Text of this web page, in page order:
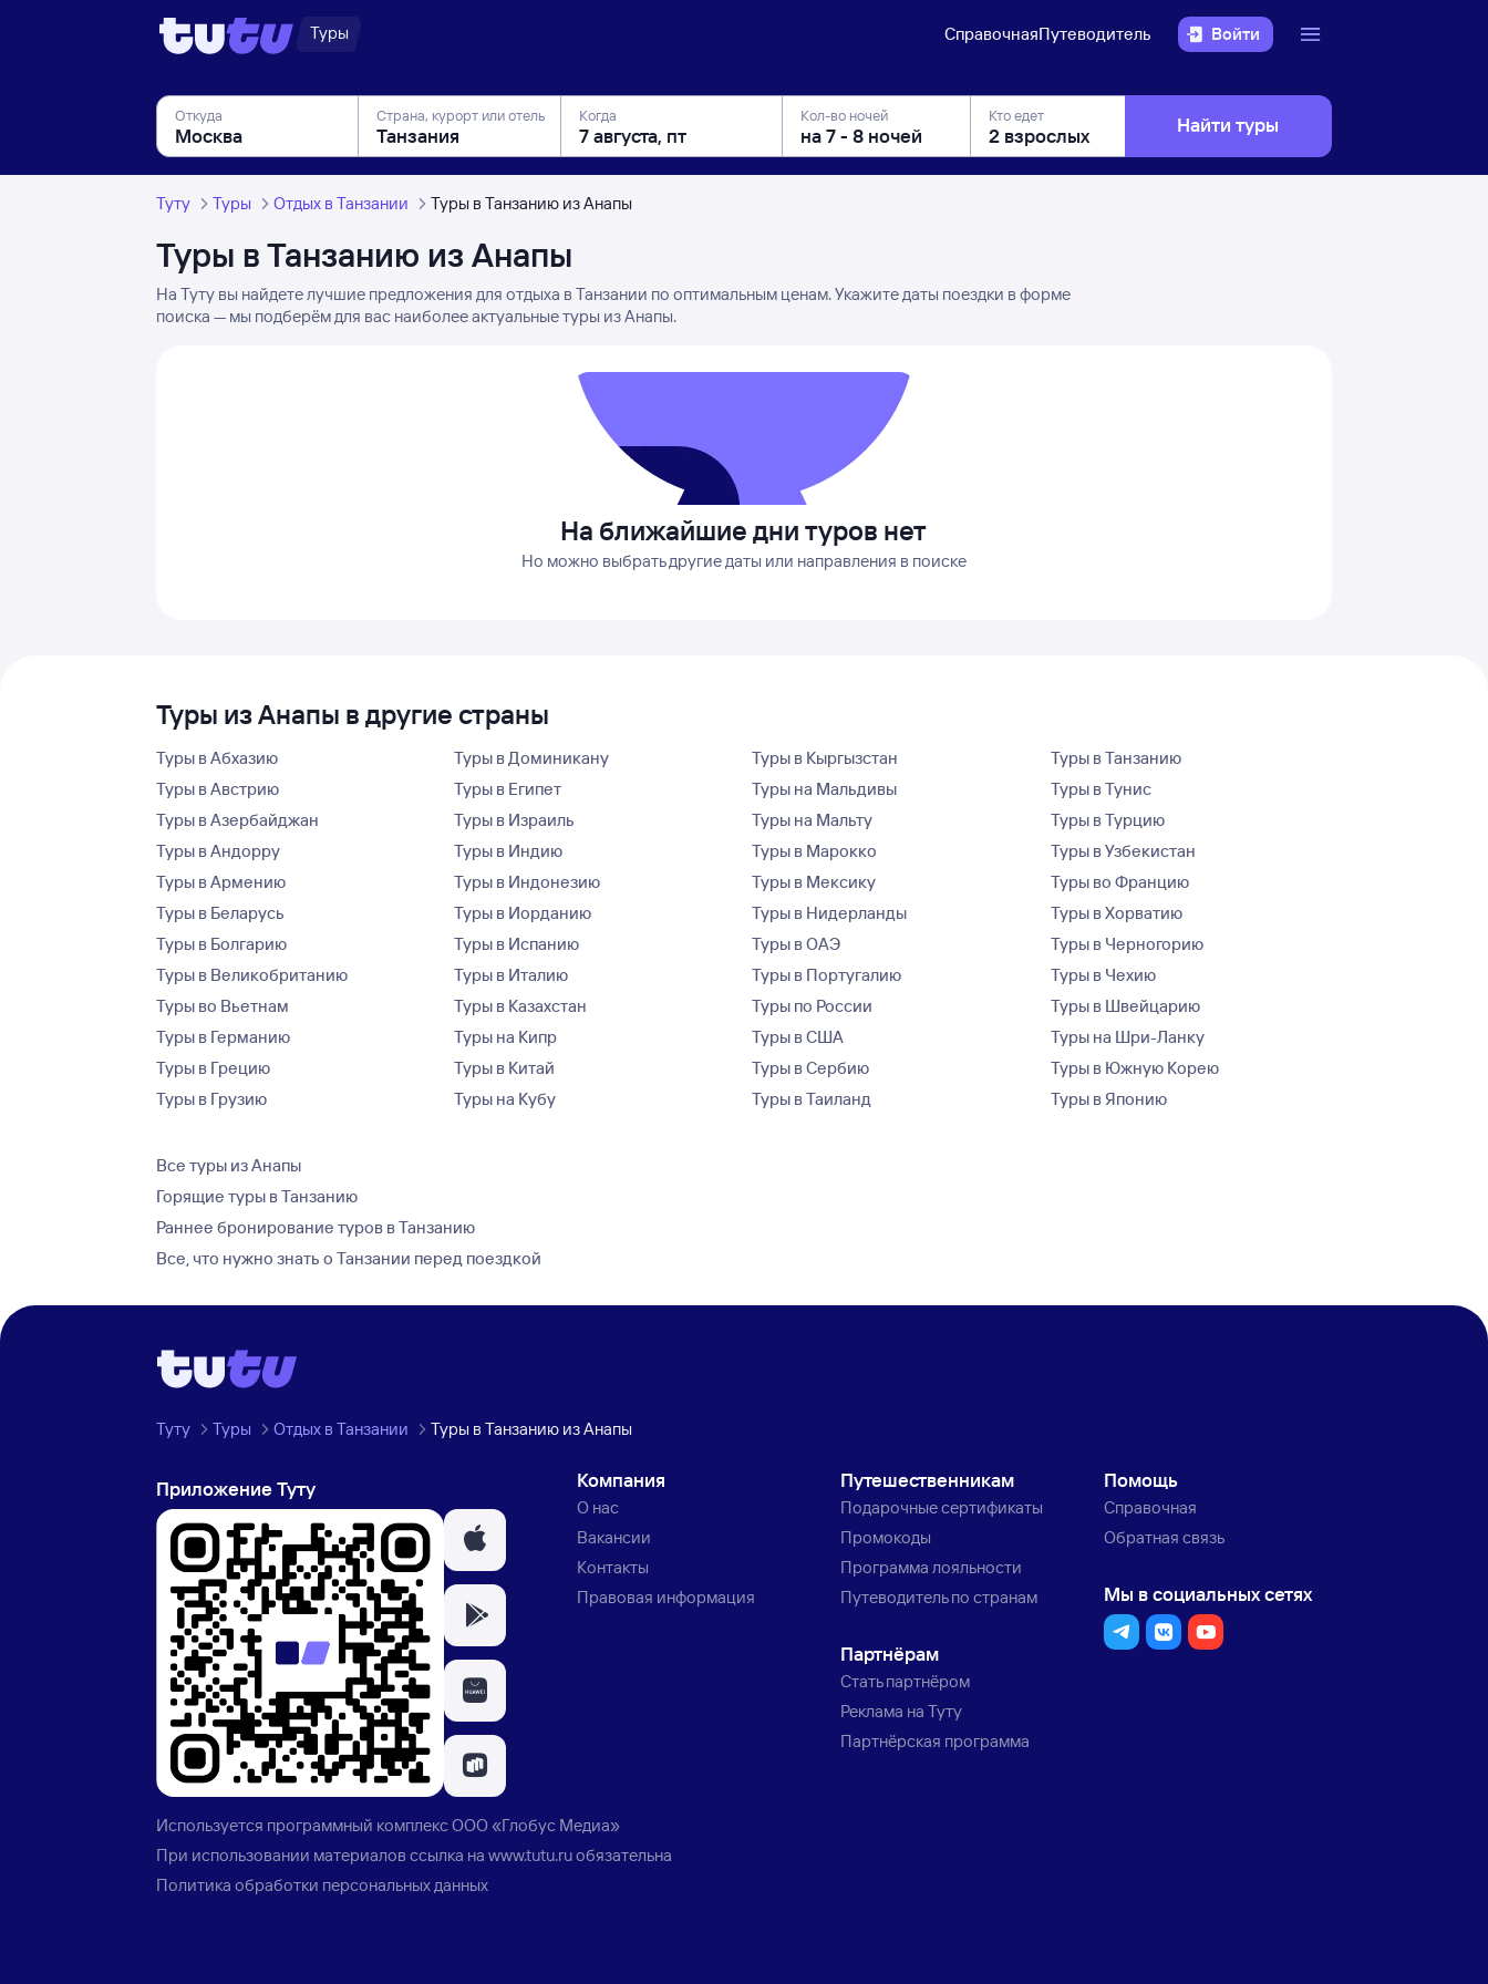
Туры СправочнаяПутеводитель Войти
Откуда Страна, курорт или отель Когда Кол-во ночей Кто едет Найти туры
Туту Туры Отдых в Танзании Туры в Танзанию из Анапы
Туры в Танзанию из Анапы
На Туту вы найдете лучшие предложения для отдыха в Танзании по оптимальным ценам. Укажите даты поездки в форме
поиска — мы подберём для вас наиболее актуальные туры из Анапы.
На ближайшие дни туров нет
Но можно выбрать другие даты или направления в поиске
Туры из Анапы в другие страны
Туры в Абхазию
Туры в Австрию
Туры в Азербайджан
Туры в Андорру
Туры в Армению
Туры в Беларусь
Туры в Болгарию
Туры в Великобританию
Туры во Вьетнам
Туры в Германию
Туры в Грецию
Туры в Грузию
Туры в Доминикану
Туры в Египет
Туры в Израиль
Туры в Индию
Туры в Индонезию
Туры в Иорданию
Туры в Испанию
Туры в Италию
Туры в Казахстан
Туры на Кипр
Туры в Китай
Туры на Кубу
Туры в Кыргызстан
Туры на Мальдивы
Туры на Мальту
Туры в Марокко
Туры в Мексику
Туры в Нидерланды
Туры в ОАЭ
Туры в Португалию
Туры по России
Туры в США
Туры в Сербию
Туры в Таиланд
Туры в Танзанию
Туры в Тунис
Туры в Турцию
Туры в Узбекистан
Туры во Францию
Туры в Хорватию
Туры в Черногорию
Туры в Чехию
Туры в Швейцарию
Туры на Шри-Ланку
Туры в Южную Корею
Туры в Японию
Все туры из Анапы
Горящие туры в Танзанию
Раннее бронирование туров в Танзанию
Все, что нужно знать о Танзании перед поездкой
Туту Туры Отдых в Танзании Туры в Танзанию из Анапы
Приложение Туту Компания
О нас
Вакансии
Контакты
Правовая информация
Путешественникам
Подарочные сертификаты
Промокоды
Программа лояльности
Путеводитель по странам
Партнёрам
Стать партнёром
Реклама на Туту
Партнёрская программа
Помощь
Справочная
Обратная связь
Мы в социальных сетях
Используется программный комплексООО «Глобус Медиа»
При использовании материалов ссылка наwww.tutu.ruобязательна
Политика обработки персональных данных